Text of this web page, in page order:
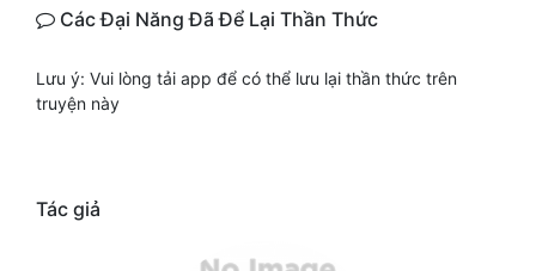
Các Đại Năng Đã Để Lại Thần Thức
Lưu ý: Vui lòng tải app để có thể lưu lại thần thức trên
truyện này
Tác giả